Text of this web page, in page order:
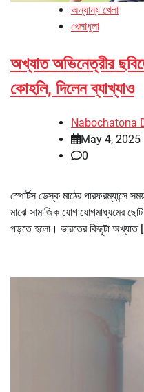
অন্যান্য খেলা
খেলাধুলা
অখ্যাত অভিনেত্রীর
কোহলি, দিলেন ব্যাখ্যাও
Nabochatona
May 4, 2025
0
স্পোর্টস ডেস্ক মাঠের পারফরম্যান্সে
মাঝে সামাজিক যোগাযোগমাধ্যমের
পড়তে হলো। ভারতের কিছুটা অখ্যাত